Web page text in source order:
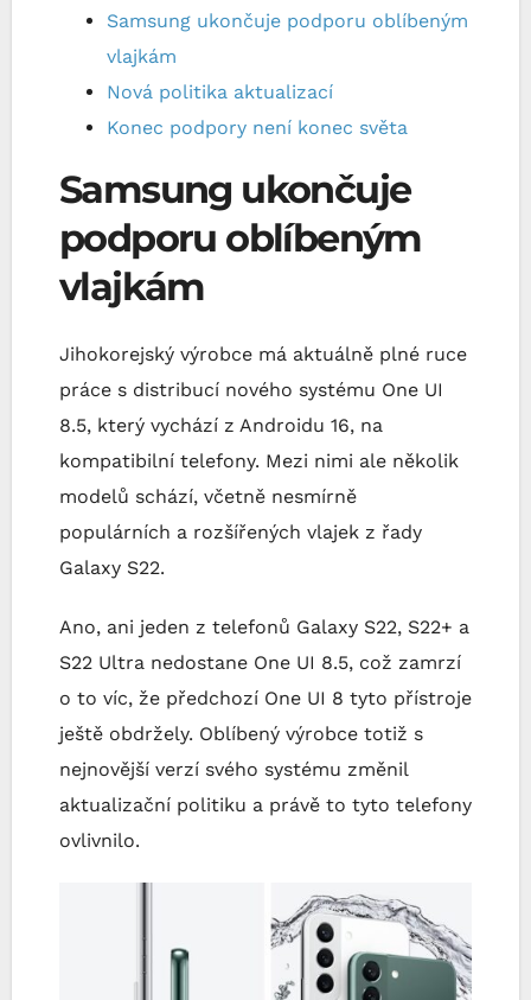
Samsung ukončuje podporu oblíbeným
vlajkám
Nová politika aktualizací
Konec podpory není konec světa
Samsung ukončuje
podporu oblíbeným
vlajkám
Jihokorejský výrobce má aktuálně plné ruce
práce s distribucí nového systému One UI
8.5, který vychází z Androidu 16, na
kompatibilní telefony. Mezi nimi ale několik
modelů schází, včetně nesmírně
populárních a rozšířených vlajek z řady
Galaxy S22.
Ano, ani jeden z telefonů Galaxy S22, S22+ a
S22 Ultra nedostane One UI 8.5, což zamrzí
o to víc, že předchozí One UI 8 tyto přístroje
ještě obdržely. Oblíbený výrobce totiž s
nejnovější verzí svého systému změnil
aktualizační politiku a právě to tyto telefony
ovlivnilo.